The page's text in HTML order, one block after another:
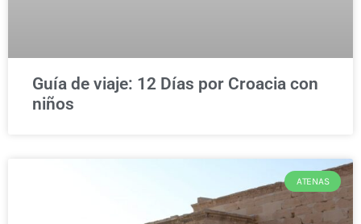
Guía de viaje: 12 Días por Croacia con
niños
ATENAS